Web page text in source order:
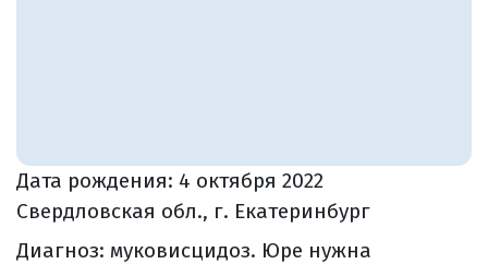
Дата рождения: 4 октября 2022
Свердловская обл., г. Екатеринбург
Диагноз: муковисцидоз. Юре нужна